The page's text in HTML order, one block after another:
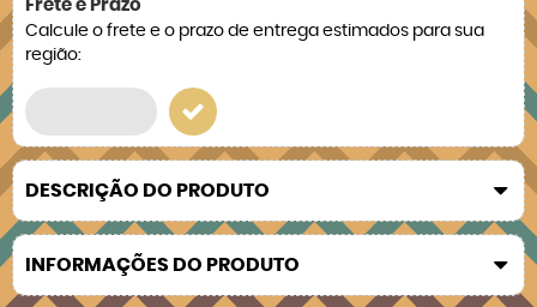
Frete e Prazo
Calcule o frete e o prazo de entrega estimados para sua
região:
DESCRIÇÃO DO PRODUTO
INFORMAÇÕES DO PRODUTO